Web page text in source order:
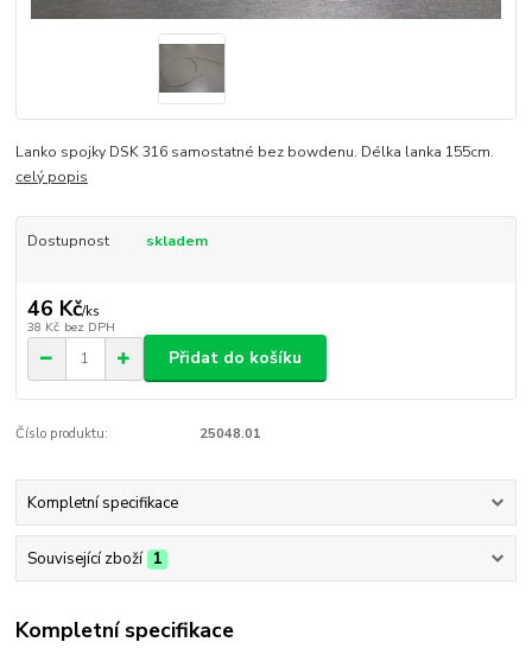
Lanko spojky DSK 316 samostatné bez bowdenu. Délka lanka 155cm.
celý popis
Dostupnost skladem
46 Kč/ks
38 Kč bez DPH
Přidat do košíku
Číslo produktu: 25048.01
Kompletní specifikace
Související zboží 1
Kompletní specifikace